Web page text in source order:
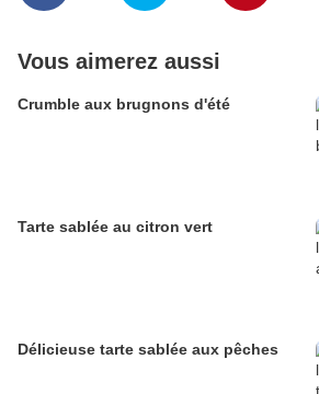
Vous aimerez aussi
Crumble aux brugnons d'été
Tarte sablée au citron vert
Délicieuse tarte sablée aux pêches